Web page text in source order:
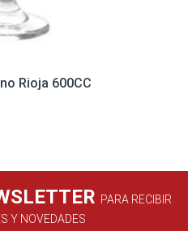
Rioja 600CC
PARA RECIBIR
Y NOVEDADES